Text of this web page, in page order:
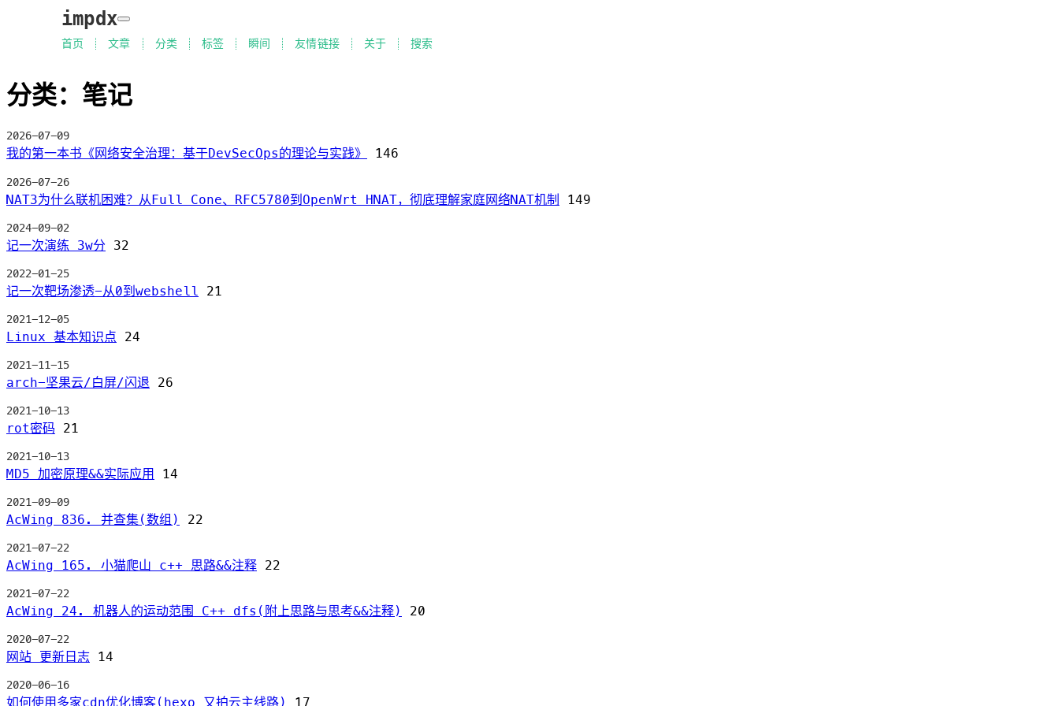
impdx
首页 文章 分类 标签 瞬间 友情链接 关于 搜索
分类：笔记
2026-07-09
我的第一本书《网络安全治理：基于DevSecOps的理论与实践》 146
2026-07-26
NAT3为什么联机困难？从Full Cone、RFC5780到OpenWrt HNAT，彻底理解家庭网络NAT机制 149
2024-09-02
记一次演练 3w分 32
2022-01-25
记一次靶场渗透-从0到webshell 21
2021-12-05
Linux 基本知识点 24
2021-11-15
arch-坚果云/白屏/闪退 26
2021-10-13
rot密码 21
2021-10-13
MD5 加密原理&&实际应用 14
2021-09-09
AcWing 836. 并查集(数组) 22
2021-07-22
AcWing 165. 小猫爬山 c++ 思路&&注释 22
2021-07-22
AcWing 24. 机器人的运动范围 C++ dfs(附上思路与思考&&注释) 20
2020-07-22
网站 更新日志 14
2020-06-16